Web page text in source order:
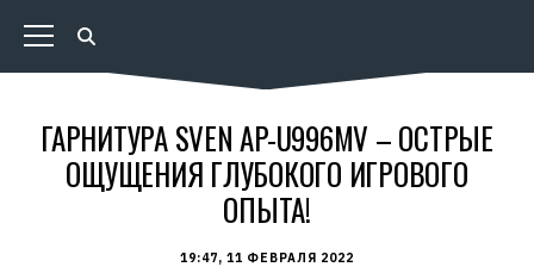
ГАРНИТУРА SVEN AP-U996MV – ОСТРЫЕ
ОЩУЩЕНИЯ ГЛУБОКОГО ИГРОВОГО
ОПЫТА!
19:47, 11 ФЕВРАЛЯ 2022